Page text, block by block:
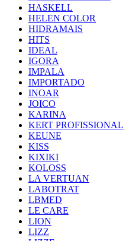
HASKELL
HELEN COLOR
HIDRAMAIS
HITS
IDEAL
IGORA
IMPALA
IMPORTADO
INOAR
JOICO
KARINA
KERT PROFISSIONAL
KEUNE
KISS
KIXIKI
KOLOSS
LA VERTUAN
LABOTRAT
LBMED
LE CARE
LION
LIZZ